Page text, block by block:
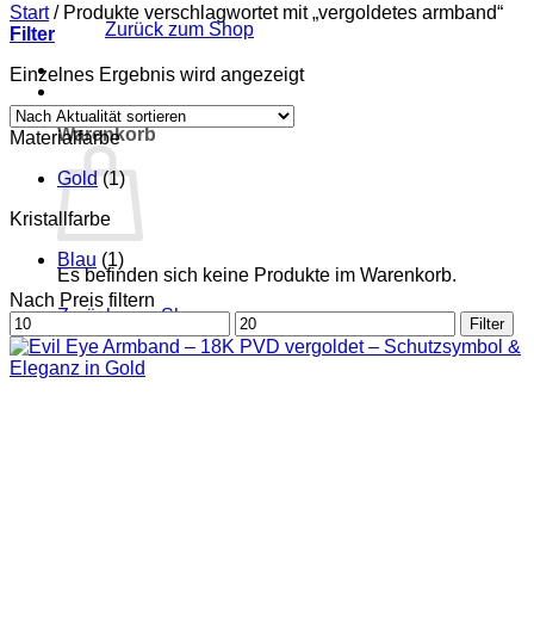
Zurück zum Shop
0
Warenkorb
Es befinden sich keine Produkte im Warenkorb.
Zurück zum Shop
Start /Produkte verschlagwortet mit „vergoldetes armband“
Filter
Einzelnes Ergebnis wird angezeigt
Materialfarbe
Gold (1)
Kristallfarbe
Blau (1)
Nach Preis filtern
Min.
Preis
Max.
Preis
Filter